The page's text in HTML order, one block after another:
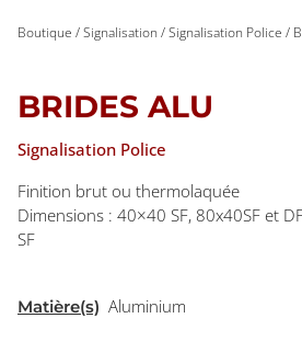
Boutique /Signalisation /Signalisation Police /
BRIDES ALU
Signalisation Police
Finition brut ou thermolaquée
Dimensions : 40×40 SF, 80x40SF et
SF
Matière(s) Aluminium